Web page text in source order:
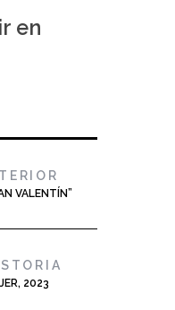
en
VALENTÍN”
2023